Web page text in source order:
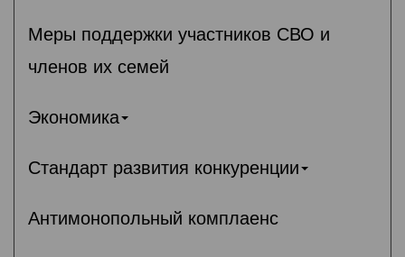
Меры поддержки участников СВО и
членов их семей
Экономика
Стандарт развития конкуренции
Антимонопольный комплаенс